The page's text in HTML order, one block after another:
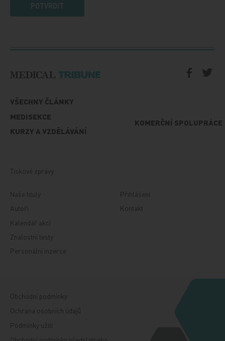
POTVRDIT
VŠECHNY ČLÁNKY
MEDISEKCE
KURZY A VZDĚLÁVÁNÍ
KOMERČNÍ SPOLUPRÁCE
Tiskové zprávy
Naše tituly
Autoři
Kalendář akcí
Znalostní testy
Personální inzerce
Přihlášení
Kontakt
Obchodní podmínky
Ochrana osobních údajů
Podmínky užití